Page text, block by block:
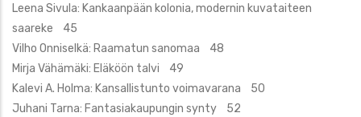
Leena Sivula: Kankaanpään kolonia, modernin kuvataiteen
saareke 45
Vilho Onniselkä: Raamatun sanomaa 48
Mirja Vähämäki: Eläköön talvi 49
Kalevi A. Holma: Kansallistunto voimavarana 50
Juhani Tarna: Fantasiakaupungin synty 52